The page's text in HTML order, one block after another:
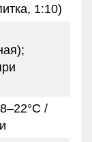
1:10)
/